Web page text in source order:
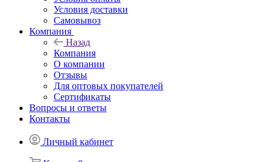
Условия доставки
Самовывоз
Компания
Назад
Компания
О компании
Отзывы
Для оптовых покупателей
Сертификаты
Вопросы и ответы
Контакты
Личный кабинет